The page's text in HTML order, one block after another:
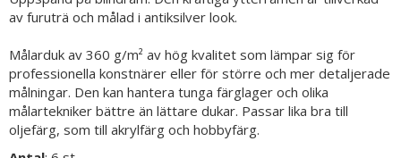
av furuträ och målad i antiksilver look.
Målarduk av 360 g/m² av hög kvalitet som lämpar sig för
professionella konstnärer eller för större och mer detaljerade
målningar. Den kan hantera tunga färglager och olika
målartekniker bättre än lättare dukar. Passar lika bra till
oljefärg, som till akrylfärg och hobbyfärg.